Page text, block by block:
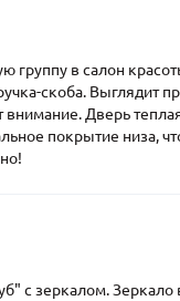
группу в салон
скоба. Выглядит
Дверь
покрытие низа,
с зеркалом. Зеркало